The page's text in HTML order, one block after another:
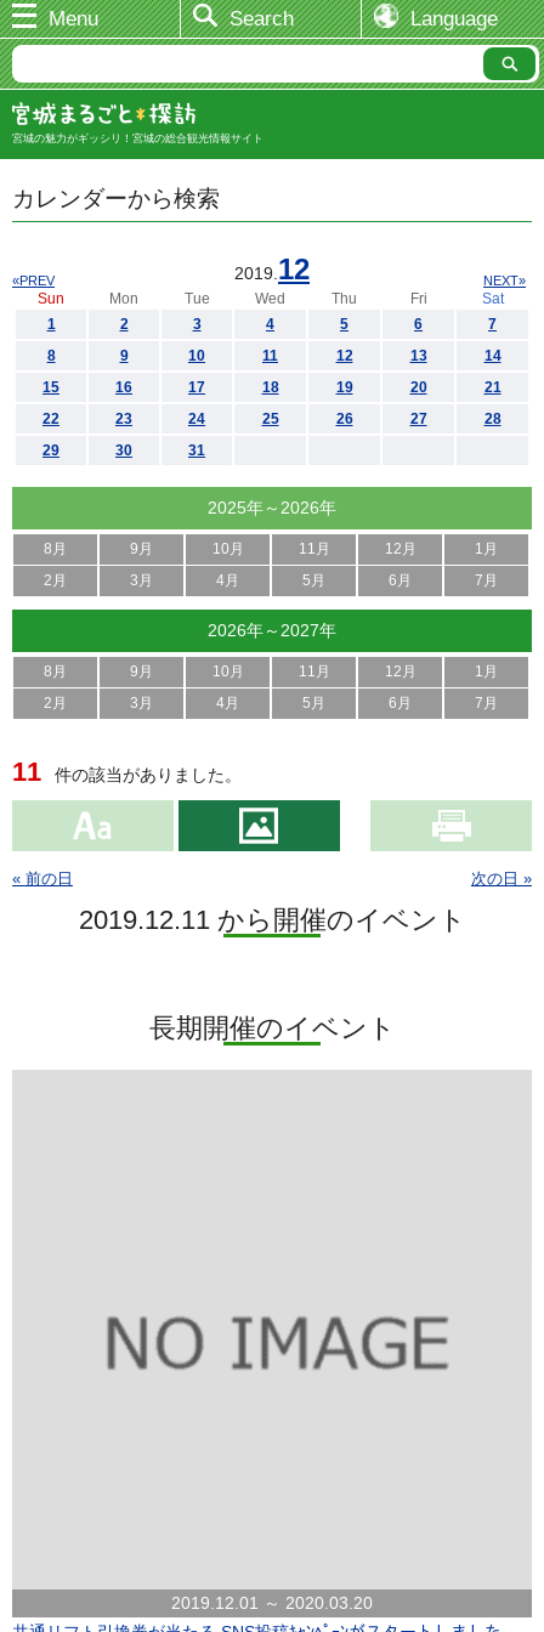
Menu Search Language
宮城の魅力がギッシリ！宮城の総合観光情報サイト
カレンダーから検索
2019. 12
«PREV NEXT»
Sun Mon Tue Wed Thu Fri
Sat
1
2 3 4 5 6
7
8
9 10 11 12 13
14
15
16 17 18 19 20
21
22
23 24 25 26 27
28
29
30 31
2025年～2026年
8月 9月 10月 11月 12月
1月
2月
3月 4月 5月 6月 7月
2026年～2027年
8月 9月 10月 11月 12月
1月
2月
3月 4月 5月 6月 7月
11 件の該当がありました。
« 前の日 次の日 »
2019.12.11 から開催のイベント
長期開催のイベント
2019.12.01 ～ 2020.03.20